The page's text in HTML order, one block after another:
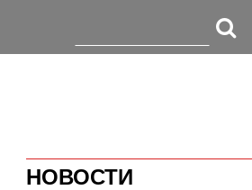
НОВОСТИ